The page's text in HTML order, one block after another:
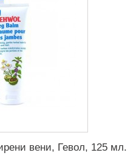
вени, Гевол, 125 мл.